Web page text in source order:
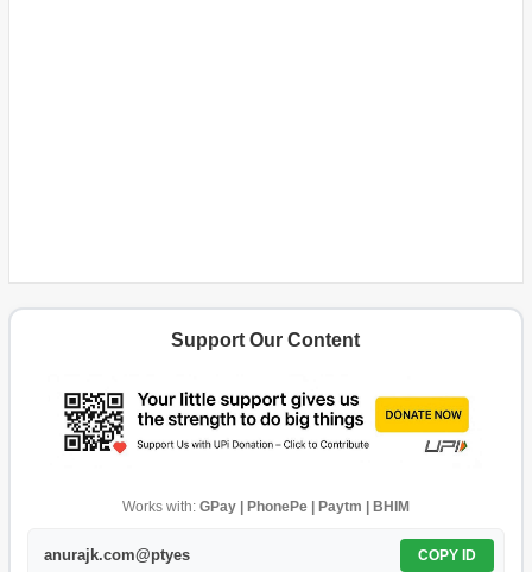
Support Our Content
Works with: GPay | PhonePe | Paytm | BHIM
anurajk.com@ptyes COPY ID